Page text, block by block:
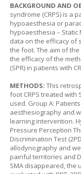
BACKGROUND AND
syndrome (CRPS) is a
hypoaesthesia or
hypoaesthesia – Static
data on the efficacy of
the foot. The aim of
the efficacy of the
(SPR) in patients with
METHODS: This
foot CRPS treated with
used. Group A:
aesthesiography and
learning intervention.
Pressure Perception
Discrimination Test
allodynography and
painful territories and
SMA disappeared, the